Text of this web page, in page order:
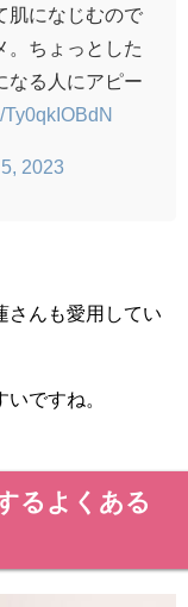
肌になじむので
。ちょっとした
なる人にアピー
2023
さんも愛用してい
ですね。
るよくある